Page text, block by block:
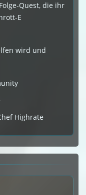
Quest, die ihr
E
wird und
Highrate